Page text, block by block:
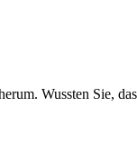
Wussten Sie,